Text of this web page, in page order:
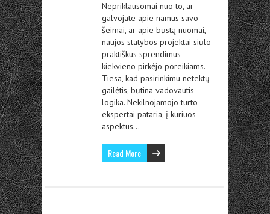
Nepriklausomai nuo to, ar
galvojate apie namus savo
šeimai, ar apie būstą nuomai,
naujos statybos projektai siūlo
praktiškus sprendimus
kiekvieno pirkėjo poreikiams.
Tiesa, kad pasirinkimu netektų
gailėtis, būtina vadovautis
logika. Nekilnojamojo turto
ekspertai pataria, į kuriuos
aspektus…
Read More